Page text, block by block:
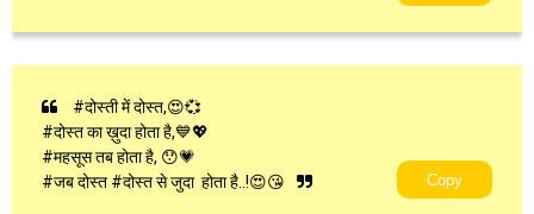
#दोस्ती में दोस्त,😍💞
#दोस्त का ख़ुदा होता है,💙💖
#महसूस तब होता है, 😯💗
#जब दोस्त #दोस्त से जुदा होता है..!😍😘
Copy